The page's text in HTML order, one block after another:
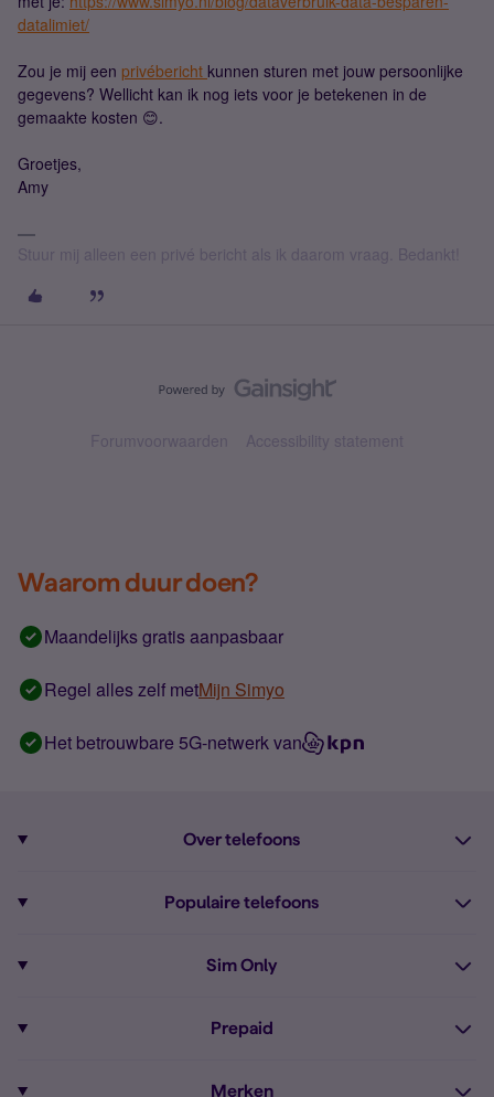
datalimiet/
Zou je mij een privébericht kunnen sturen met jouw persoonlijke
gegevens? Wellicht kan ik nog iets voor je betekenen in de
gemaakte kosten 😊.
Groetjes,
Amy
Stuur mij alleen een privé bericht als ik daarom vraag. Bedankt!
Forumvoorwaarden Accessibility statement
Waarom duur doen?
Maandelijks gratis aanpasbaar
Regel alles zelf metMijn Simyo
Het betrouwbare 5G-netwerk van
Over telefoons
Alle telefoons
Populaire telefoons
iPhone 16
Sim Only
Prepaid
Merken